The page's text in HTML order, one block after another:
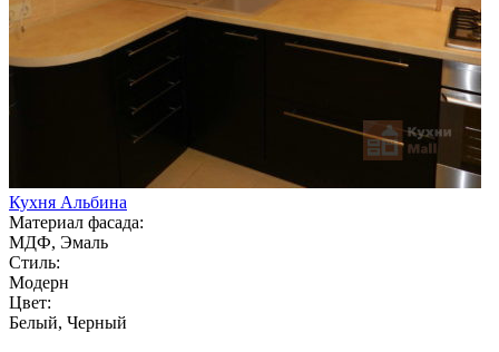
Кухня Альбина
Материал фасада:
МДФ, Эмаль
Стиль:
Модерн
Цвет:
Белый, Черный